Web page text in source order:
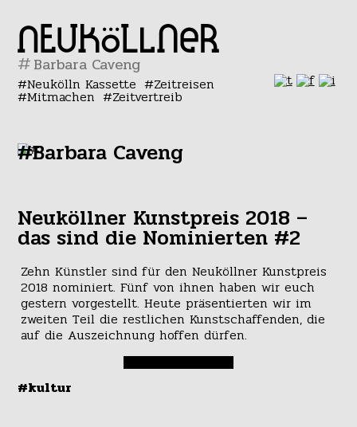
#
Neukölln Kassette Zeitreisen
Mitmachen Zeitvertreib
#Barbara Caveng
Neuköllner Kunstpreis 2018 –
das sind die Nominierten #2
Zehn Künstler sind für den Neuköllner Kunstpreis
2018 nominiert. Fünf von ihnen haben wir euch
gestern vorgestellt. Heute präsentierten wir im
zweiten Teil die restlichen Kunstschaffenden, die
auf die Auszeichnung hoffen dürfen.
#kultur